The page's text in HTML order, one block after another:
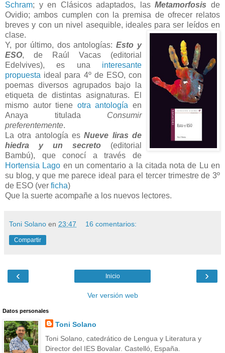
Schram; y en Clásicos adaptados, lasMetamorfosis de
Ovidio; ambos cumplen con la premisa de ofrecer relatos
breves y con un nivel asequible, ideales para ser leídos en
clase.
Y, por último, dos antologías:Esto y
ESO, de Raúl Vacas (editorial
Edelvives), es una interesante
propuesta ideal para 4º de ESO, con
poemas diversos agrupados bajo la
etiqueta de distintas asignaturas. El
mismo autor tiene otra antología en
Anaya titulada Consumir
preferentemente.
La otra antología esNueve liras de
hiedra y un secreto (editorial
Bambú), que conocí a través de
Hortensia Lago en un comentario a la citada nota de Lu en
su blog, y que me parece ideal para el tercer trimestre de 3º
de ESO (ver ficha)
Que la suerte acompañe a los nuevos lectores.
Toni Solano en 23:47 16 comentarios:
Compartir
‹ ›
Inicio
Ver versión web
Datos personales
Toni Solano
Toni Solano, catedrático de Lengua y Literatura y
Director del IES Bovalar. Castelló, España.